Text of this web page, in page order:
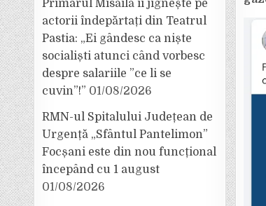
Primarul Misăilă îi jignește pe
actorii îndepărtați din Teatrul
Pastia: „Ei gândesc ca niște
socialiști atunci când vorbesc
despre salariile ”ce li se
cuvin”!” 01/08/2026
RMN-ul Spitalului Județean de
Urgență „Sfântul Pantelimon”
Focșani este din nou funcțional
începând cu 1 august
01/08/2026